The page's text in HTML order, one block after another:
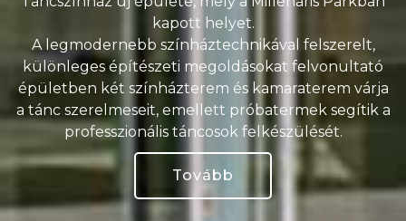
kapott helyet.
A legmodernebb színháztechnikával felszerelt,
különleges építészeti megoldásokat felvonultató
épületben két színházterem és kamaraterem várja
a tánc szerelmeseit, emellett próbatermek segítik a
professzionális táncosok felkészülését.
Tovább